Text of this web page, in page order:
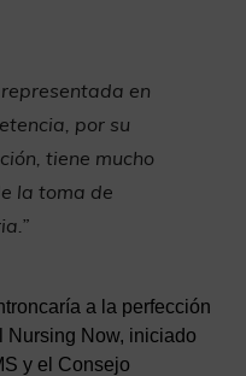
en
por su
tiene mucho
la toma de
a la perfección
Nursing Now, iniciado
y el Consejo